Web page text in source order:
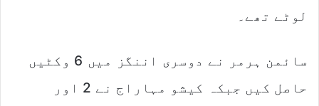
لوٹے تھے۔
سائمن ہرمر نے دوسری اننگز میں 6 وکٹیں
حاصل کیں جبکہ کیشو مہاراج نے 2 اور